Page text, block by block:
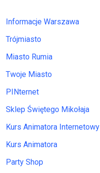
Informacje Warszawa
Trójmiasto
Miasto Rumia
Twoje Miasto
PINternet
Sklep Świętego Mikołaja
Kurs Animatora Internetowy
Kurs Animatora
Party Shop